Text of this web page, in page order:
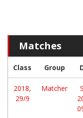
Matches
Class Group
2018,
29/9
Matcher